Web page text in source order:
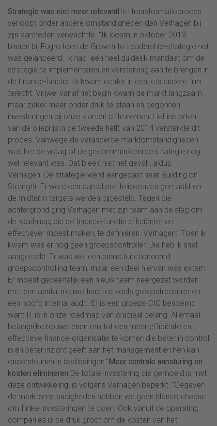
Strategie was niet meer relevantHet transformatieproces
verloopt onder andere omstandigheden dan Verhagen bij
zijn aantreden verwachtte. “Ik kwam in oktober 2013
binnen bij Fugro toen de Growth to Leadership-strategie net
was gelanceerd. Ik had een heel duidelijk mandaat om de
strategie te implementeren en versterking aan te brengen in
de finance-functie. Ik kwam echter in een iets andere film
terecht. Vrijwel vanaf het begin kwam de markt langzaam
maar zeker meer onder druk te staan en begonnen
investeringen bij onze klanten af te nemen. Het instorten
van de olieprijs in de tweede helft van 2014 versterkte dit
proces. Vanwege de veranderde marktomstandigheden
was het de vraag of de gecommuniceerde strategie nog
wel relevant was. Dat bleek niet het geval”, aldus
Verhagen. De strategie werd aangepast naar Building on
Strength. Er werd een aantal portfoliokeuzes gemaakt en
de midterm targets werden bijgesteld. Tegen die
achtergrond ging Verhagen met zijn team aan de slag om
de roadmap, die de finance-functie efficiënter en
effectiever moest maken, te definiëren. Verhagen: “Toen ik
kwam was er nog geen groepscontroller. Die heb ik snel
aangesteld. Er was wel een prima functionerend
groepscontrolling team, maar een deel hiervan was extern.
Er moest gedeeltelijk een nieuw team neergezet worden
met een aantal nieuwe functies zoals groepstreasurer en
een hoofd internal audit. Er is een groeps-CIO benoemd
want IT is in onze roadmap van cruciaal belang. Allemaal
belangrijke bouwstenen om tot een meer efficiënte en
effectieve finance-organisatie te komen die beter in control
is en beter inzicht geeft aan het management en hen kan
ondersteunen in beslissingen.”Meer centrale aansturing en
kosten elimineren De totale investering die gemoeid is met
deze ontwikkeling, is volgens Verhagen beperkt. “Gegeven
de marktomstandigheden hebben we geen blanco cheque
om flinke investeringen te doen. Ook vanuit de operating
companies is de druk groot om de kosten van het